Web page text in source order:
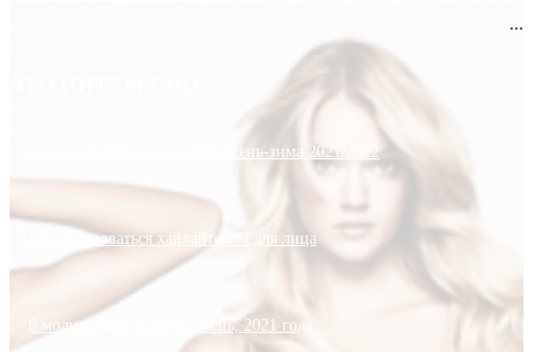
...
Стильные образы на сезон осень-зима 2021/2022
Как пользоваться хайлайтером для лица
6 модных причесок на осень, 2021 года